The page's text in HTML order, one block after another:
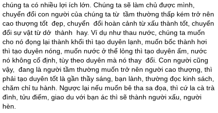
chúng ta có nhiều lợi ích lớn. Chúng ta sẽ làm chủ được mình,
chuyển đổi con người của chúng ta từ tầm thường thấp kém trở nên
cao thượng tốt đẹp, chuyển đổi hoàn cảnh từ xấu thành tốt, chuyển
đổi sự vật từ dở thành hay. Ví dụ như thau nước, chúng ta muốn
cho nó đọng lại thành khối thì tạo duyên lạnh, muốn bốc thành hơi
thì tạo duyên nóng, muốn nước ở thể lỏng thì tạo duyên ấm, nước
nó không cố định, tùy theo duyên mà nó thay đổi. Con người cũng
vậy, đang là người tầm thường muốn trở nên người cao thượng, thì
phải tạo duyên tốt là gần thầy sáng, bạn lành, thường đọc kinh sách,
chăm chỉ tu hành. Ngược lại nếu muốn bê tha sa đọa, thì cứ la cà trà
đình, tửu điếm, giao du với bạn ác thì sẽ thành người xấu, người
hèn.